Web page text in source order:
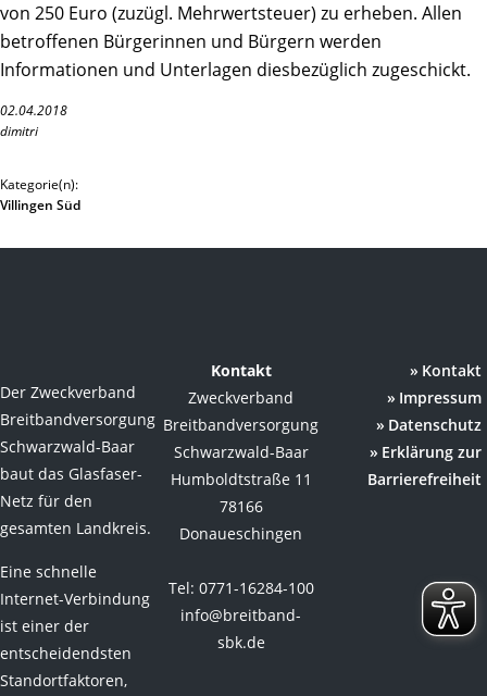
von 250 Euro (zuzügl. Mehrwertsteuer) zu erheben. Allen
betroffenen Bürgerinnen und Bürgern werden
Informationen und Unterlagen diesbezüglich zugeschickt.
02.04.2018
dimitri
Kategorie(n):
Villingen Süd
Der Zweckverband
Breitbandversorgung
Schwarzwald-Baar
baut das Glasfaser-
Netz für den
gesamten Landkreis.
Eine schnelle
Internet-Verbindung
ist einer der
entscheidendsten
Standortfaktoren,
Kontakt
Zweckverband
Breitbandversorgung
Schwarzwald-Baar
Humboldtstraße 11
78166
Donaueschingen
Tel: 0771-16284-100
info@breitband-
sbk.de
Kontakt
Impressum
Datenschutz
Erklärung zur
Barrierefreiheit